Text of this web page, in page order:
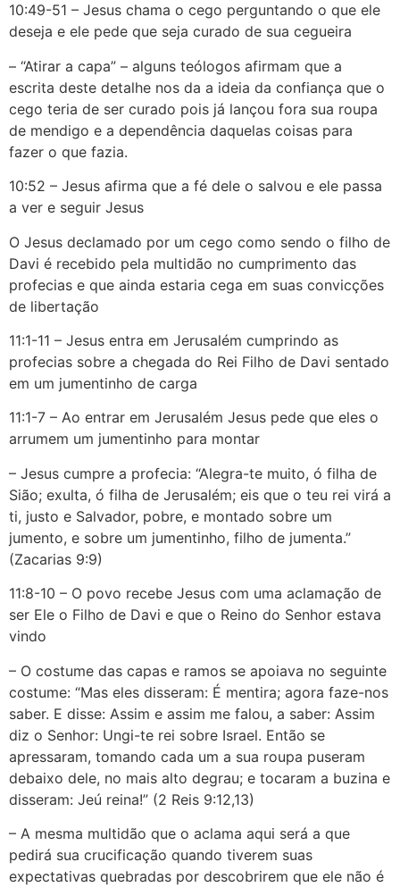
10:49-51 – Jesus chama o cego perguntando o que ele
deseja e ele pede que seja curado de sua cegueira
– “Atirar a capa” – alguns teólogos afirmam que a
escrita deste detalhe nos da a ideia da confiança que o
cego teria de ser curado pois já lançou fora sua roupa
de mendigo e a dependência daquelas coisas para
fazer o que fazia.
10:52 – Jesus afirma que a fé dele o salvou e ele passa
a ver e seguir Jesus
O Jesus declamado por um cego como sendo o filho de
Davi é recebido pela multidão no cumprimento das
profecias e que ainda estaria cega em suas convicções
de libertação
11:1-11 – Jesus entra em Jerusalém cumprindo as
profecias sobre a chegada do Rei Filho de Davi sentado
em um jumentinho de carga
11:1-7 – Ao entrar em Jerusalém Jesus pede que eles o
arrumem um jumentinho para montar
– Jesus cumpre a profecia: “Alegra-te muito, ó filha de
Sião; exulta, ó filha de Jerusalém; eis que o teu rei virá a
ti, justo e Salvador, pobre, e montado sobre um
jumento, e sobre um jumentinho, filho de jumenta.”
(Zacarias 9:9)
11:8-10 – O povo recebe Jesus com uma aclamação de
ser Ele o Filho de Davi e que o Reino do Senhor estava
vindo
– O costume das capas e ramos se apoiava no seguinte
costume: “Mas eles disseram: É mentira; agora faze-nos
saber. E disse: Assim e assim me falou, a saber: Assim
diz o Senhor: Ungi-te rei sobre Israel. Então se
apressaram, tomando cada um a sua roupa puseram
debaixo dele, no mais alto degrau; e tocaram a buzina e
disseram: Jeú reina!” (2 Reis 9:12,13)
– A mesma multidão que o aclama aqui será a que
pedirá sua crucificação quando tiverem suas
expectativas quebradas por descobrirem que ele não é